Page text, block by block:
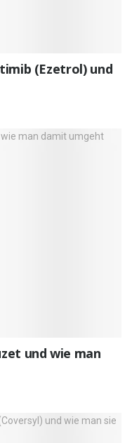
(Ezetrol) und
und wie man